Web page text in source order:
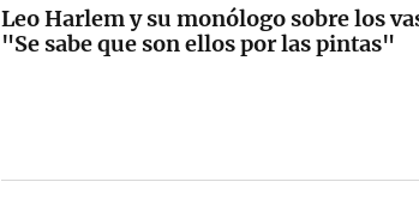
Leo Harlem y su monólogo sobre los
"Se sabe que son ellos por las pintas"